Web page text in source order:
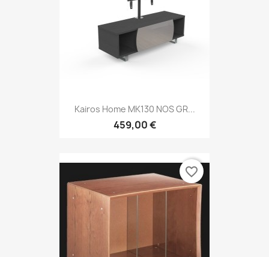
Kairos Home MK130 NOS GR...
459,00 €
favorite_border